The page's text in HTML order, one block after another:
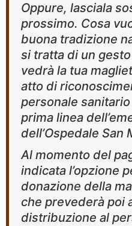
Oppure, lasciala
prossimo. Cosa
buona tradizione
si tratta di un
vedrà la tua
atto di
personale
prima linea
dell’Ospedale San
Al momento del
indicata l’opzione
donazione della
che prevederà poi
distribuzione al